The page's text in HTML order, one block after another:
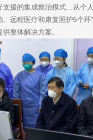
支援的集成救治模式…从个
、远程医疗和康复照护5个环
整体解决方案。